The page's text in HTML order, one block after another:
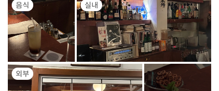
음식 실내
외부